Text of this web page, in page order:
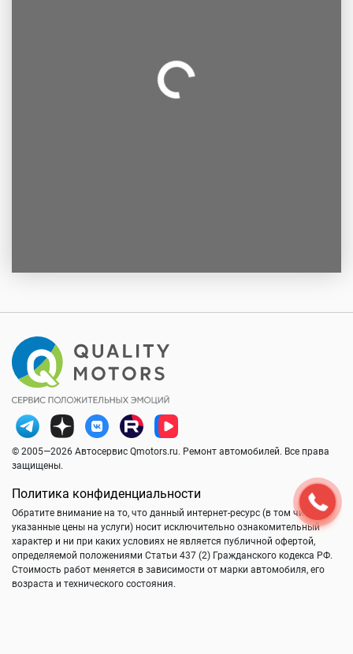
© 2005—2026 Автосервис Qmotors.ru. Ремонт автомобилей. Все права
защищены.
Политика конфиденциальности
Обратите внимание на то, что данный интернет-ресурс (в том числе
указанные цены на услуги) носит исключительно ознакомительный
характер и ни при каких условиях не является публичной офертой,
определяемой положениями Статьи 437 (2) Гражданского кодекса РФ.
Стоимость работ меняется в зависимости от марки автомобиля, его
возраста и технического состояния.